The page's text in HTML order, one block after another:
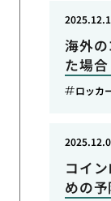
海外
た場合
ロッカ
コイ
めの